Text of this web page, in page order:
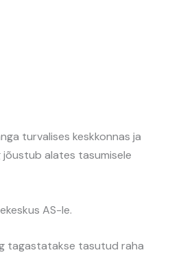
turvalises keskkonnas ja
jõustub alates tasumisele
AS-le.
tagastatakse tasutud raha